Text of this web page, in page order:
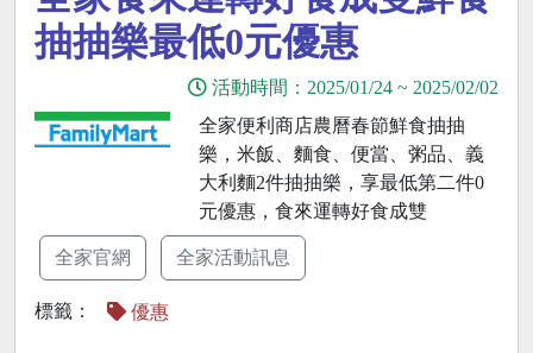
抽抽樂最低0元優惠
活動時間： 2025/01/24 ~ 2025/02/02
全家便利商店農曆春節鮮食抽抽
樂，米飯、麵食、便當、粥品、義
大利麵2件抽抽樂，享最低第二件0
元優惠，食來運轉好食成雙
全家官網 全家活動訊息
標籤： 優惠